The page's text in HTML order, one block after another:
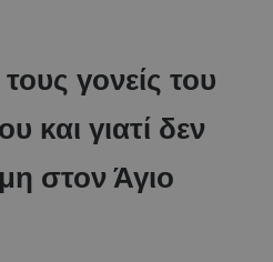
γονείς του
και γιατί δεν
στον Άγιο